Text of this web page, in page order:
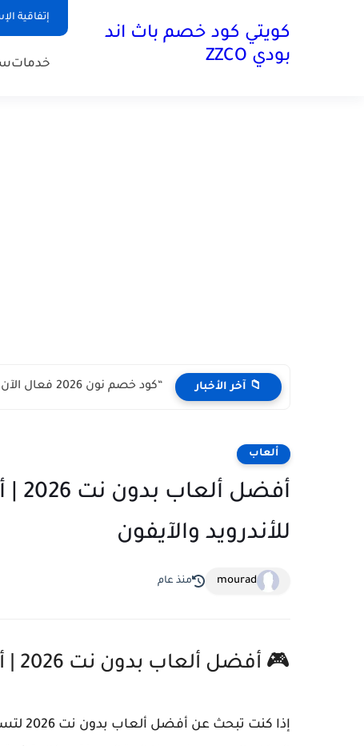
إتفاقية
كويتي كود خصم باث اند
بودي ZZCO
خدمات
📁 آخر الأخبار “كود خصم نون 2026 فعال الآن (خصم حتى 50%) +...
ألعاب
للأندرويد والآيفون
mourad منذ عام
🎮 أفضل ألعاب بدون نت 2026 | ألعاب خفيفة وممتعة تعمل بدون إنترنت
إذا